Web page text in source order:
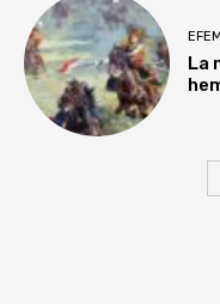
La